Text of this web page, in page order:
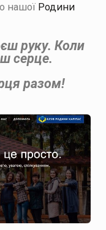
нашої Родини
руку. Коли
серце.
разом!